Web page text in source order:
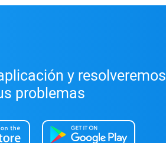
y resolveremos
problemas